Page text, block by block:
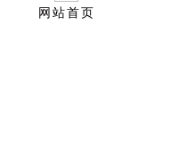
网站首页